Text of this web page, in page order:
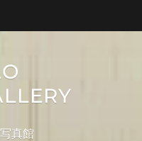
真館